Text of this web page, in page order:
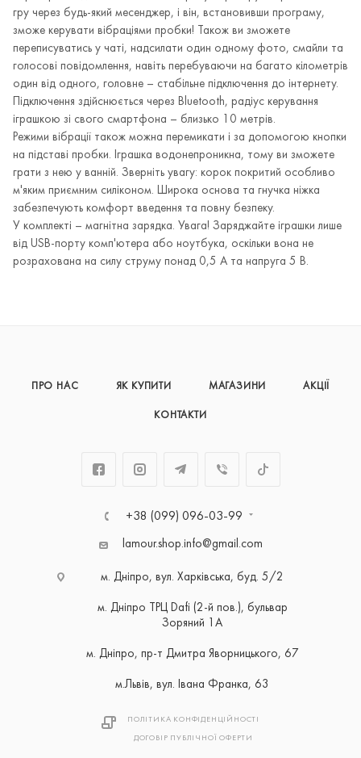
гру через будь-який месенджер, і він, встановивши програму,
зможе керувати вібраціями пробки! Також ви зможете
переписуватись у чаті, надсилати один одному фото, смайли та
голосові повідомлення, навіть перебуваючи на багато кілометрів
один від одного, головне – стабільне підключення до інтернету.
Підключення здійснюється через Bluetooth, радіус керування
іграшкою зі свого смартфона – близько 10 метрів.
Режими вібрації також можна перемикати і за допомогою кнопки
на підставі пробки. Іграшка водонепроникна, тому ви зможете
грати з нею у ванній. Зверніть увагу: корок покритий особливо
м'яким приємним силіконом. Широка основа та гнучка ніжка
забезпечують комфорт введення та повну безпеку.
У комплекті – магнітна зарядка. Увага! Заряджайте іграшки лише
від USB-порту комп'ютера або ноутбука, оскільки вона не
розрахована на силу струму понад 0,5 А та напруга 5 В.
ПРО НАС ЯК КУПИТИ МАГАЗИНИ АКЦІЇ
КОНТАКТИ
+38 (099) 096-03-99
lamour.shop.info@gmail.com
м. Дніпро, вул. Харківська, буд. 5/2
м. Дніпро ТРЦ Dafi (2-й пов.), бульвар
Зоряний 1А
м. Дніпро, пр-т Дмитра Яворницького, 67
м.Львів, вул. Івана Франка, 63
ПОЛІТИКА КОНФІДЕНЦІЙНОСТІ
ДОГОВІР ПУБЛІЧНОЇ ОФЕРТИ